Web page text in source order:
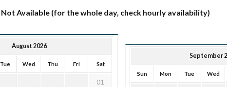
Not Available (for the whole day, check hourly availability)
August 2026
Tue Wed Thu Fri Sat
01
September
Sun Mon Tue Wed